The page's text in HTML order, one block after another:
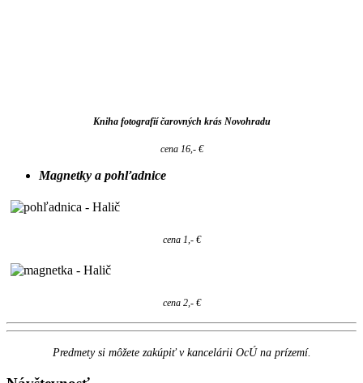
Kniha fotografií čarovných krás Novohradu
cena 16,- €
Magnetky a pohľadnice
cena 1,- €
cena 2,- €
Predmety si môžete zakúpiť v kancelárii OcÚ na prízemí.